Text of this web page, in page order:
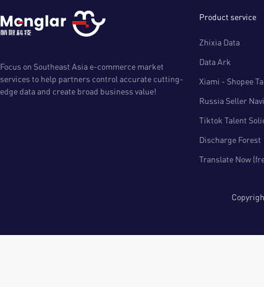
Focus on Southeast Asia e-commerce market
services to help partners control accurate cutting-
edge data and create broad business value!
Product service
Zhixia Data
Data Ark
Xiami - Shopee
Russia Seller
Tiktok Talent
Discharge Forest
Translate Now